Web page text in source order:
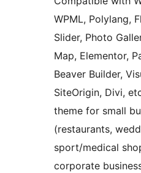
WPML, Polylang,
Slider, Photo
Map, Elementor,
Beaver Builder,
SiteOrigin, Divi,
theme for small
(restaurants,
sport/medical
corporate